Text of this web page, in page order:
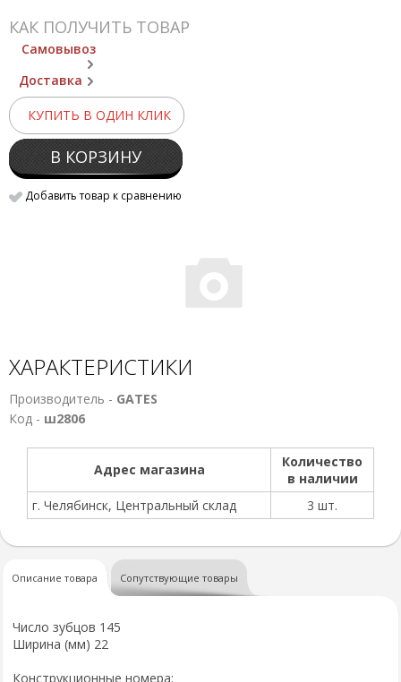
КАК ПОЛУЧИТЬ ТОВАР
Самовывоз
Доставка
КУПИТЬ В ОДИН КЛИК
В КОРЗИНУ
Добавить товар к сравнению
ХАРАКТЕРИСТИКИ
Производитель - GATES
Код - ш2806
Адрес магазина
Количество
в наличии
г. Челябинск, Центральный склад
3 шт.
Описание товара Сопутствующие товары
Число зубцов 145
Ширина (мм) 22
Конструкционные номера: